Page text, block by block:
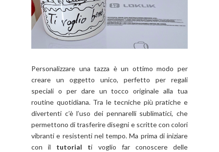
Personalizzare una tazza è un ottimo modo per
creare un oggetto unico, perfetto per regali
speciali o per dare un tocco originale alla tua
routine quotidiana. Tra le tecniche più pratiche e
divertenti c’è l’uso dei pennarelli sublimatici, che
permettono di trasferire disegni e scritte con colori
vibranti e resistenti nel tempo. Ma prima di iniziare
con il tutorial ti voglio far conoscere delle